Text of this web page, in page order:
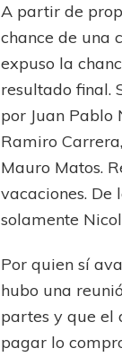
A partir de
chance de una
expuso la
resultado final.
por Juan Pablo
Ramiro
Mauro Matos.
vacaciones.
solamente
Por quien sí
hubo una
partes y que el
pagar lo